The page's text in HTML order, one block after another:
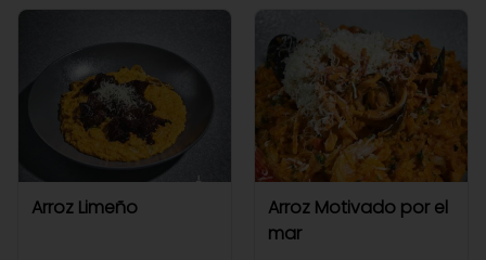
Arroz Limeño
Arroz Motivado por el
mar